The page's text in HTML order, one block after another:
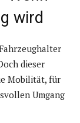
wird
dieser
Mobilität, für
Umgang